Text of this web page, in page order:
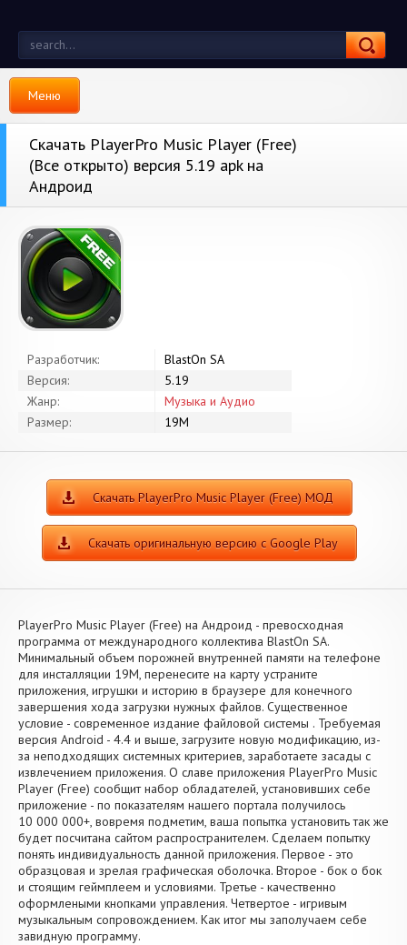
Меню
Скачать PlayerPro Music Player (Free)
(Все открыто) версия 5.19 apk на
Андроид
Разработчик:
BlastOn SA
Версия:
5.19
Жанр:
Музыка и Аудио
Размер:
19M
Скачать PlayerPro Music Player (Free) МОД
Скачать оригинальную версию с Google Play
PlayerPro Music Player (Free) на Андроид - превосходная
программа от международного коллектива BlastOn SA.
Минимальный объем порожней внутренней памяти на телефоне
для инсталляции 19M, перенесите на карту устраните
приложения, игрушки и историю в браузере для конечного
завершения хода загрузки нужных файлов. Существенное
условие - современное издание файловой системы . Требуемая
версия Android - 4.4 и выше, загрузите новую модификацию, из-
за неподходящих системных критериев, заработаете засады с
извлечением приложения. О славе приложения PlayerPro Music
Player (Free) сообщит набор обладателей, установивших себе
приложение - по показателям нашего портала получилось
10 000 000+, вовремя подметим, ваша попытка установить так же
будет посчитана сайтом распространителем. Сделаем попытку
понять индивидуальность данной приложения. Первое - это
образцовая и зрелая графическая оболочка. Второе - бок о бок
и стоящим геймплеем и условиями. Третье - качественно
оформлеными кнопками управления. Четвертое - игривым
музыкальным сопровождением. Как итог мы заполучаем себе
завидную программу.